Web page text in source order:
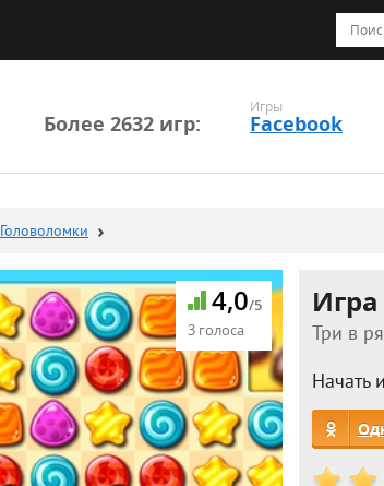
Более 2632 игр:
Игры
Facebook
Головоломки
4,0/5
3 голоса
Три в
Начать